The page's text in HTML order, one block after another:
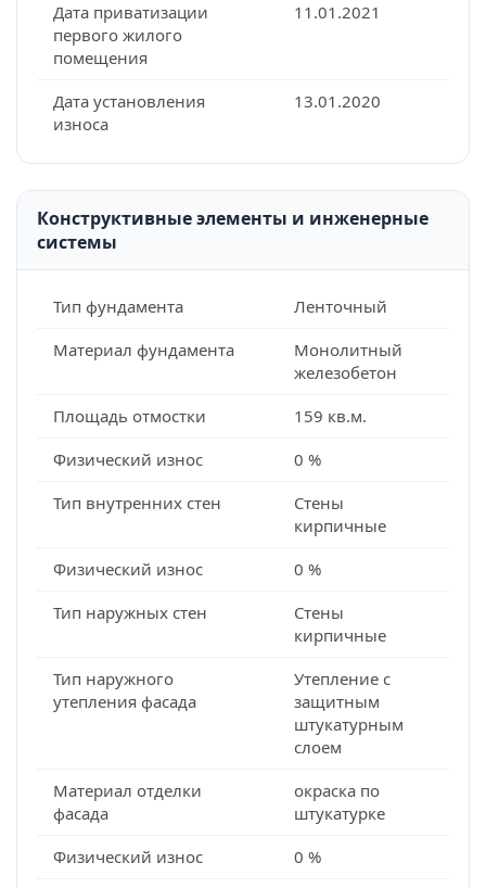
Дата приватизации
первого жилого
помещения
11.01.2021
Дата установления
износа
13.01.2020
Конструктивные элементы и инженерные
системы
Тип фундамента
Ленточный
Материал фундамента
Монолитный
железобетон
Площадь отмостки
159 кв.м.
Физический износ
0 %
Тип внутренних стен
Стены
кирпичные
Физический износ
0 %
Тип наружных стен
Стены
кирпичные
Тип наружного
утепления фасада
Утепление с
защитным
штукатурным
слоем
Материал отделки
фасада
окраска по
штукатурке
Физический износ
0 %